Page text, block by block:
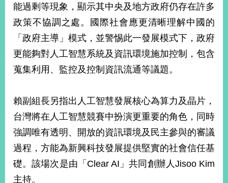
資
訊
公
開
為
民
本
部
相
關
網
站
能過剩等現象，顯示其中央及地方政府仍存在許多
政策不協調之處。國際社會應更清晰理解中國的
「政府主導」模式，並警惕此一發展模式下，政府
更能夠對人工智慧系統及資訊環境施加控制，包含
蒐集利用、監控及控制資訊流通等議題。
賴副組長另指出人工智慧發展核心為算力及晶片，
台灣將在人工智慧競賽中扮演更重要的角色，同時
強調唯有透明、開放的資訊環境及民主參與的審議
過程，方能為新興科技發展提供堅實的社會信任基
礎。該場次是由「Clear AI」共同創辦人Jisoo Kim
主持。